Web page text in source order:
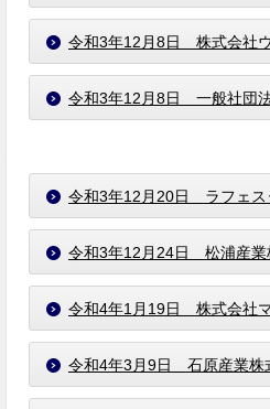
令和3年12月8日 株式会社
令和3年12月8日 ⼀般社団
令和3年12月20日 ラフェス
令和3年12月24日 松浦産業
令和4年1月19日 株式会社
令和4年3月9日 石原産業株